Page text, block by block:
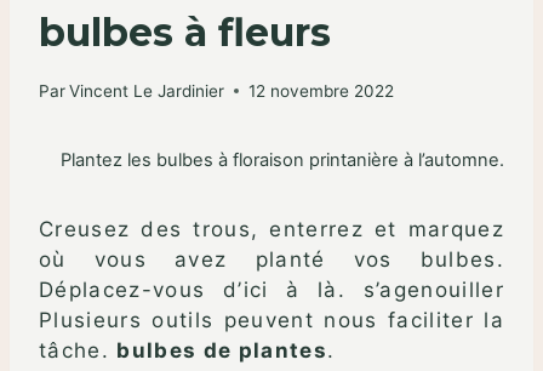
bulbes à fleurs
ParVincent Le Jardinier 12 novembre 2022
Plantez les bulbes à floraison printanière à l’automne.
Creusez des trous, enterrez et marquez
où vous avez planté vos bulbes.
Déplacez-vous d’ici à là. s’agenouiller
Plusieurs outils peuvent nous faciliter la
tâche. bulbes de plantes.